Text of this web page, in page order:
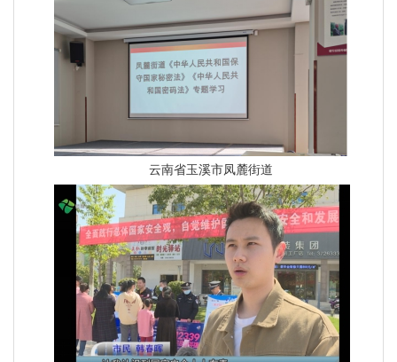
云南省玉溪市凤麓街道